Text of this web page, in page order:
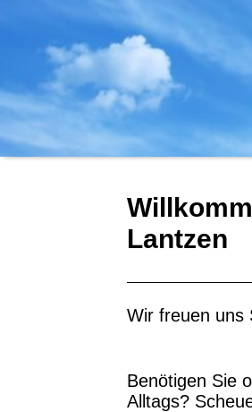
Lantzen
Wir freuen uns
Benötigen Sie
Alltags?